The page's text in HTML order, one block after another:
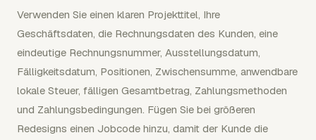
Verwenden Sie einen klaren Projekttitel, Ihre
Geschäftsdaten, die Rechnungsdaten des Kunden, eine
eindeutige Rechnungsnummer, Ausstellungsdatum,
Fälligkeitsdatum, Positionen, Zwischensumme, anwendbare
lokale Steuer, fälligen Gesamtbetrag, Zahlungsmethoden
und Zahlungsbedingungen. Fügen Sie bei größeren
Redesigns einen Jobcode hinzu, damit der Kunde die